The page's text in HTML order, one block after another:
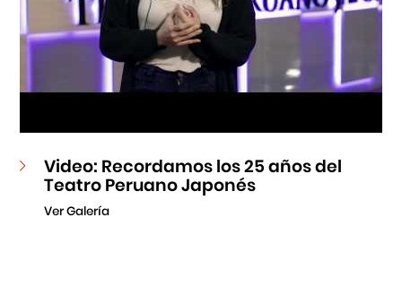
Video: Recordamos los 25 años del
Teatro Peruano Japonés
Ver Galería